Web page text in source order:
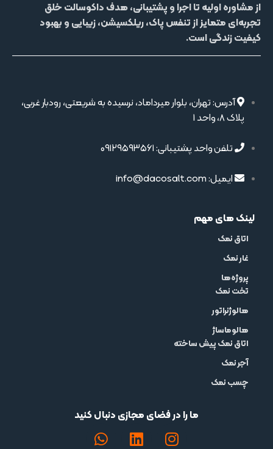
از مشاوره اولیه تا اجرا و پشتیبانی، هدف داکوسالت خلق
تجربه‌ای متمایز ازتنفس پاک، ریلکسیشن، زیبایی و بهبود
کیفیت زندگیاست.
آدرس: تهران، بلوار میرداماد، نرسیده به شریعتی، رودبار غربی،
پلاک 8، واحد 1
تلفن واحد پشتیبانی: ۰۹۱۲۹۵۹۳۵۶۱
ایمیل: info@dacosalt.com
لینک های مهم
اتاق نمک
غار نمک
پروژه‌ها
تخت نمک
هالوژنراتور
هالوماساژ
اتاق نمک پیش ساخته
آجر نمک
چسب نمک
ما را در فضای مجازی دنبال کنید